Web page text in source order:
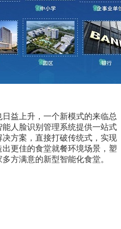
益上升，一个新模式的来临总
人脸识别管理系统提供一站式
方案，直接打破传统式，实现
更佳的食堂就餐环境场景，塑
方满意的新型智能化食堂。